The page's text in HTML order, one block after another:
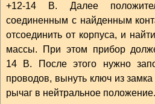
+12-14 В. Далее
соединенным с найденным
отсоединить от корпуса, и
массы. При этом прибор
14 В. После этого нужно
проводов, вынуть ключ из
рычаг в нейтральное положение.